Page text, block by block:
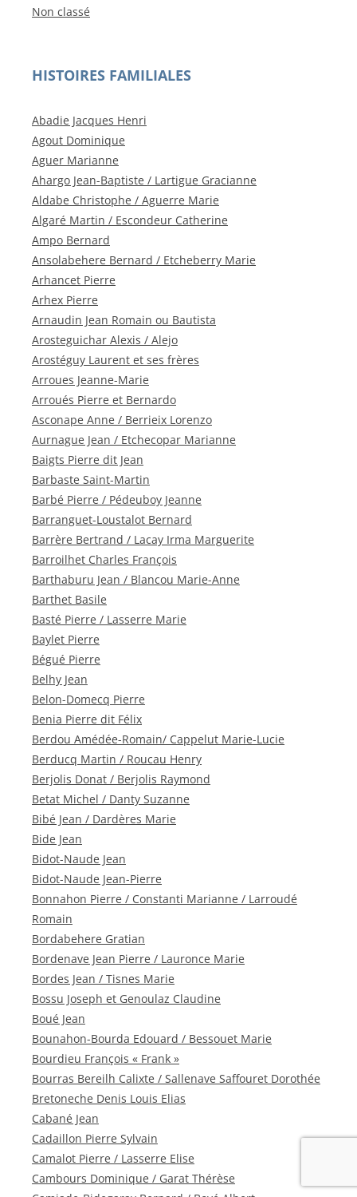
Non classé
HISTOIRES FAMILIALES
Abadie Jacques Henri
Agout Dominique
Aguer Marianne
Ahargo Jean-Baptiste / Lartigue Gracianne
Aldabe Christophe / Aguerre Marie
Algaré Martin / Escondeur Catherine
Ampo Bernard
Ansolabehere Bernard / Etcheberry Marie
Arhancet Pierre
Arhex Pierre
Arnaudin Jean Romain ou Bautista
Arosteguichar Alexis / Alejo
Arostéguy Laurent et ses frères
Arroues Jeanne-Marie
Arroués Pierre et Bernardo
Asconape Anne / Berrieix Lorenzo
Aurnague Jean / Etchecopar Marianne
Baigts Pierre dit Jean
Barbaste Saint-Martin
Barbé Pierre / Pédeuboy Jeanne
Barranguet-Loustalot Bernard
Barrère Bertrand / Lacay Irma Marguerite
Barroilhet Charles François
Barthaburu Jean / Blancou Marie-Anne
Barthet Basile
Basté Pierre / Lasserre Marie
Baylet Pierre
Bégué Pierre
Belhy Jean
Belon-Domecq Pierre
Benia Pierre dit Félix
Berdou Amédée-Romain/ Cappelut Marie-Lucie
Berducq Martin / Roucau Henry
Berjolis Donat / Berjolis Raymond
Betat Michel / Danty Suzanne
Bibé Jean / Dardères Marie
Bide Jean
Bidot-Naude Jean
Bidot-Naude Jean-Pierre
Bonnahon Pierre / Constanti Marianne / Larroudé
Romain
Bordabehere Gratian
Bordenave Jean Pierre / Lauronce Marie
Bordes Jean / Tisnes Marie
Bossu Joseph et Genoulaz Claudine
Boué Jean
Bounahon-Bourda Edouard / Bessouet Marie
Bourdieu François « Frank »
Bourras Bereilh Calixte / Sallenave Saffouret Dorothée
Bretoneche Denis Louis Elias
Cabané Jean
Cadaillon Pierre Sylvain
Camalot Pierre / Lasserre Elise
Cambours Dominique / Garat Thérèse